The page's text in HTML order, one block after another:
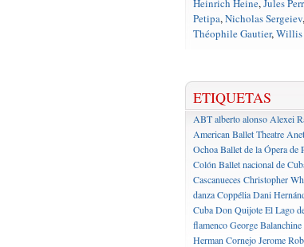
Heinrich Heine,Jules
Petipa,Nicholas Sergeiev,
Théophile Gautier,Willis
ETIQUETAS
ABTalberto alonso Alexei
American Ballet Theatre
OchoaBallet de la Ópera de
Colón Ballet nacional de
CascanuecesChristopher
danzaCoppéliaDani
CubaDon QuijoteEl Lago
flamencoGeorge Balanchine
Herman CornejoJerome